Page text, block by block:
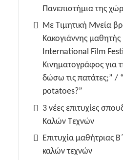
Πανεπιστήμια της
Με Τιμητική Μνεία
Κακογιάννης
International Film
Κινηματογράφος για
δώσω τις πατάτες;” /
potatoes?”
3 νέες επιτυχίες
Καλών Τεχνών
Επιτυχία μαθήτριας
καλών τεχνών